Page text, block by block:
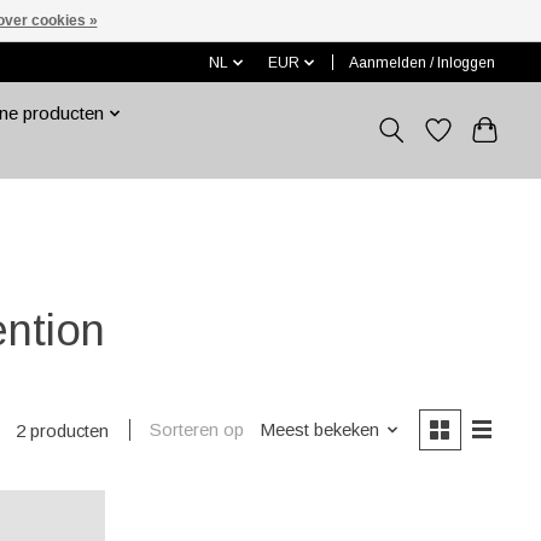
NL EUR Aanmelden / Inloggen
producten
2 producten Sorteren op Meest bekeken
cookies »